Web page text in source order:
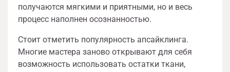
получаются мягкими и приятными, но и весь
процесс наполнен осознанностью.
Стоит отметить популярность апсайклинга.
Многие мастера заново открывают для себя
возможность использовать остатки ткани,